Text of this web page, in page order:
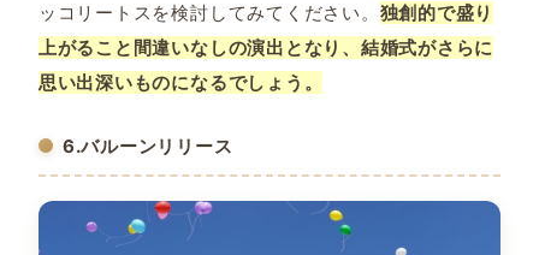
ッコリートスを検討してみてください。 独創的で盛り
上がること間違いなしの演出となり、結婚式がさらに
思い出深いものになるでしょう。
6.バルーンリリース